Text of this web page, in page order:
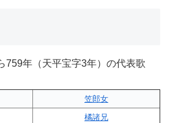
759年（天平宝字3年）の代表歌
笠郎女
橘諸兄